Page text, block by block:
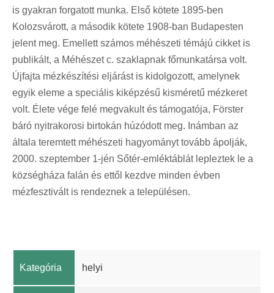
is gyakran forgatott munka. Első kötete 1895-ben
Kolozsvárott, a második kötete 1908-ban Budapesten
jelent meg. Emellett számos méhészeti témájú cikket is
publikált, a Méhészet c. szaklapnak főmunkatársa volt.
Újfajta mézkészítési eljárást is kidolgozott, amelynek
egyik eleme a speciális kiképzésű kisméretű mézkeret
volt. Élete vége felé megvakult és támogatója, Förster
báró nyitrakorosi birtokán húzódott meg. Inámban az
általa teremtett méhészeti hagyományt tovább ápolják,
2000. szeptember 1-jén Sőtér-emléktáblát lepleztek le a
községháza falán és ettől kezdve minden évben
mézfesztivált is rendeznek a településen.
Kategória helyi